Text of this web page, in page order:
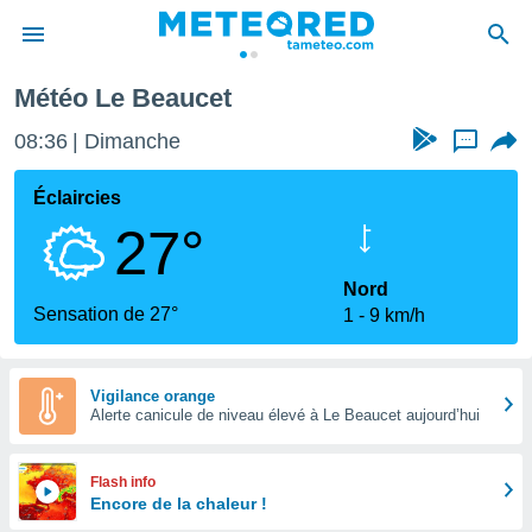
de
Météo Le Beaucet
08:36 Dimanche ...
Éclaircies
27°
Sensation de 27°
Nord
1
9 km/h
Vigilance orange
Alerte canicule de niveau élevé à Le Beaucet aujourd’hui
Flash info
Encore de la chaleur !